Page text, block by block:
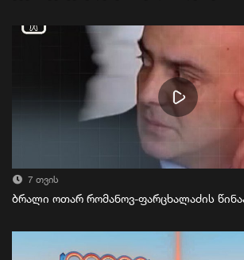
7 თვის
ბრალი ოთარ რომანოვ-ფარცხალაძის